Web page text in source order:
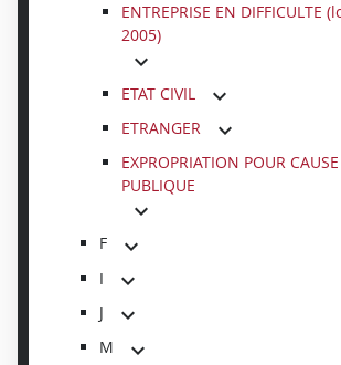
ENTREPRISE EN
2005)
ETAT CIVIL
ETRANGER
EXPROPRIATION POUR
PUBLIQUE
F
I
J
M